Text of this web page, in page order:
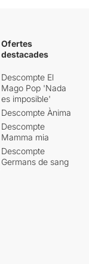
Ofertes
destacades
Descompte El
Mago Pop 'Nada
es imposible'
Descompte Ànima
Descompte
Mamma mia
Descompte
Germans de sang